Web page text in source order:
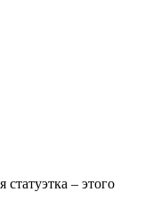
– этого